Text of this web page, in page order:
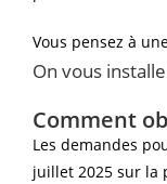
Vous pensez à
On vous
Comment
Les demandes
juillet 2025 sur la